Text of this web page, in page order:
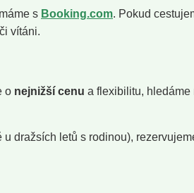
s Booking.com. Pokud
vítáni.
o nejnižší cenu a flexibilitu, hledáme
u dražsích letů s rodinou),